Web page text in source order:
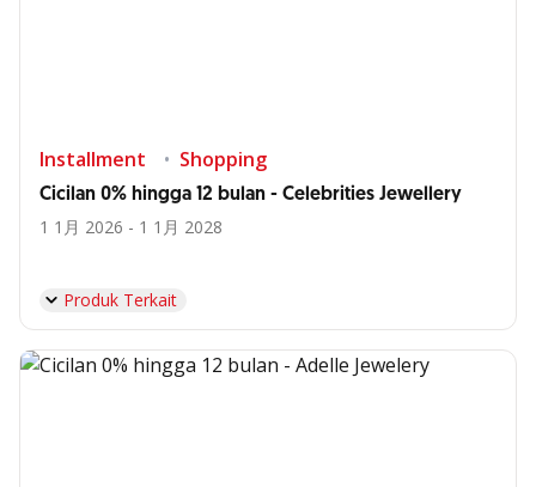
Installment Shopping
Cicilan 0% hingga 12 bulan - Celebrities Jewellery
1 1月 2026 - 1 1月 2028
Produk Terkait